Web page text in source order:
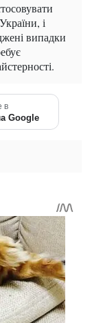
і
випадки
в
Google